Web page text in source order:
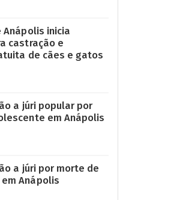
Anápolis inicia
castração e
de cães e gatos
a júri popular por
em Anápolis
a júri por morte de
Anápolis